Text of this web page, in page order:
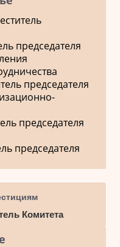
председателя
председателя
председателя
председателя
Комитета